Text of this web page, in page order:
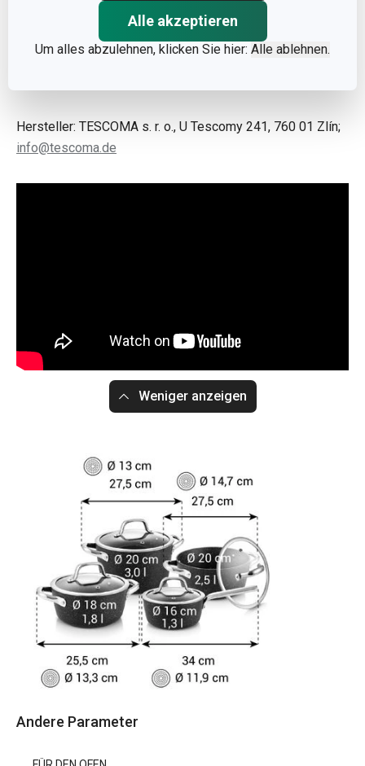
Alle akzeptieren
Um alles abzulehnen, klicken Sie hier: Alle ablehnen.
Kochgeschirr gibt es als Set oder
Einzelstücke
in den von Ihnen gewünschten Größen zu
kaufen.
Hersteller: TESCOMA s. r. o., U Tescomy 241, 760 01 Zlín;
info@tescoma.de
Weniger anzeigen
Andere Parameter